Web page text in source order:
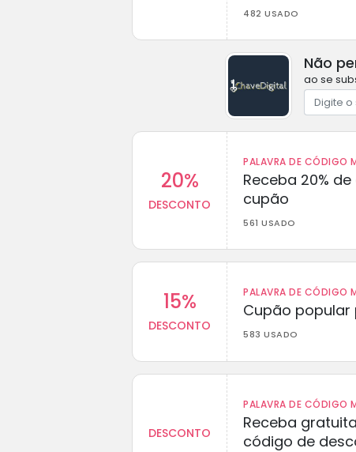
482 USADO
Não
ao se
20%
DESCONTO
PALAVRA DE CÓDIGO
Receba 20%
cupão
561 USADO
15%
DESCONTO
PALAVRA DE CÓDIGO
Cupão popular
583 USADO
DESCONTO
PALAVRA DE CÓDIGO
Receba
código de